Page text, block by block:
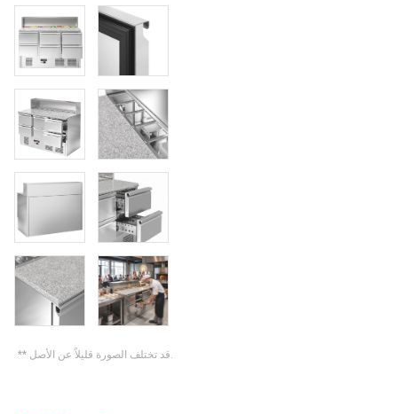
** قد تختلف الصورة قليلاً عن الأصل.